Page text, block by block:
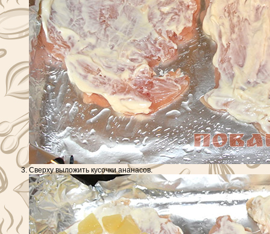
Сверху выложить кусочки ананасов.